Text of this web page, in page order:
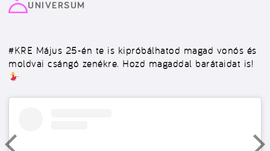
UNIVERSUM
#KRE Május 25-én te is kipróbálhatod magad vonós és
moldvai csángó zenékre. Hozd magaddal barátaidat is!